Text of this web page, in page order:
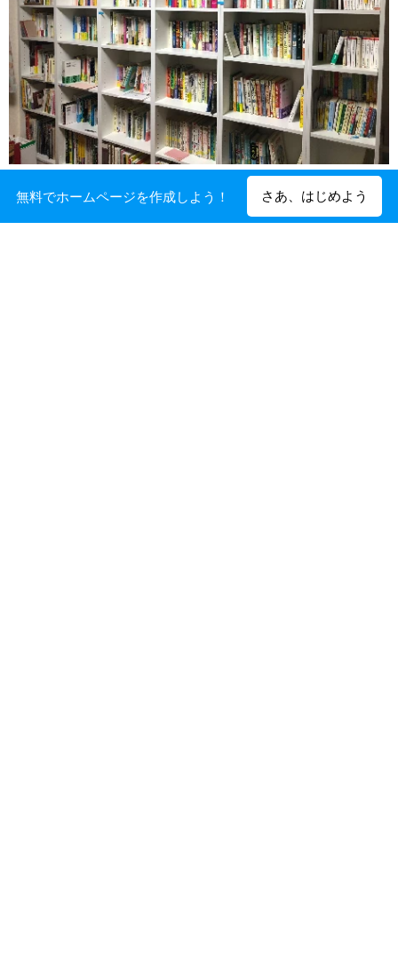
本棚です
無料でホームページを作成しよう！ さあ、はじめよう